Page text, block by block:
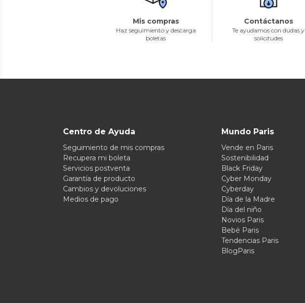
Mis compras
Haz seguimiento y descarga
boletas
Contáctanos
Te ayudamos con dudas y
solicitudes
Centro de Ayuda
Seguimiento de mis compras
Recupera mi boleta
Servicios postventa
Garantía de producto
Cambios y devoluciones
Medios de pago
Mundo Paris
Vende en Paris
Sostenibilidad
Black Friday
Cyber Monday
Cyberday
Día de la Madre
Día del niño
Novios Paris
Bebé Paris
Tendencias Paris
BlogParis